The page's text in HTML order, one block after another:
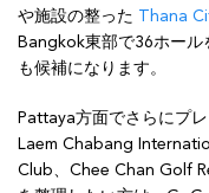
や施設の整った Thana
Bangkok東部で36ホール
も候補になります。
Pattaya方面でさらにプ
Laem Chabang
Club、Chee Chan Golf